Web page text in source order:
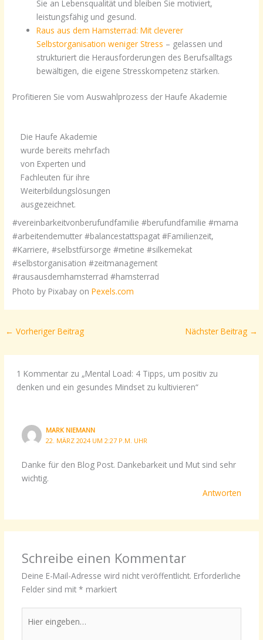
Sie an Lebensqualität und bleiben Sie motiviert,
leistungsfähig und gesund.
Raus aus dem Hamsterrad: Mit cleverer
Selbstorganisation weniger Stress – gelassen und
strukturiert die Herausforderungen des Berufsalltags
bewältigen, die eigene Stresskompetenz stärken.
Profitieren Sie vom Auswahlprozess der Haufe Akademie
Die Haufe Akademie
wurde bereits mehrfach
von Experten und
Fachleuten für ihre
Weiterbildungslösungen
ausgezeichnet.
#vereinbarkeitvonberufundfamilie #berufundfamilie #mama
#arbeitendemutter #balancestattspagat #Familienzeit,
#Karriere, #selbstfürsorge #metine #silkemekat
#selbstorganisation #zeitmanagement
#rausausdemhamsterrad #hamsterrad
Photo by Pixabay onPexels.com
← Vorheriger Beitrag Nächster Beitrag →
1 Kommentar zu „Mental Load: 4 Tipps, um positiv zu
denken und ein gesundes Mindset zu kultivieren“
MARK NIEMANN
22. MÄRZ 2024 UM 2:27 P.M. UHR
Danke für den Blog Post. Dankebarkeit und Mut sind sehr
wichtig.
Antworten
Schreibe einen Kommentar
Deine E-Mail-Adresse wird nicht veröffentlicht. Erforderliche
Felder sind mit * markiert
eingeben…